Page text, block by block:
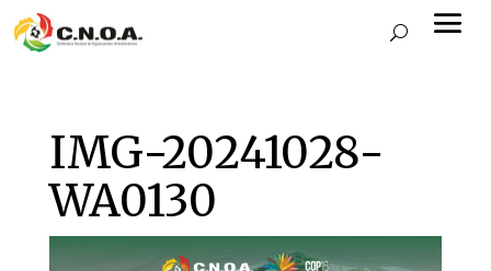
IMG-20241028-
WA0130